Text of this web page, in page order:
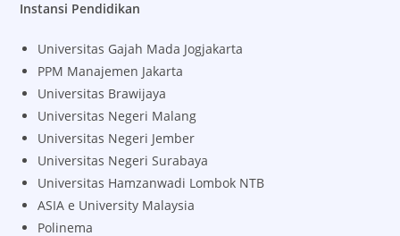
Instansi Pendidikan
Universitas Gajah Mada Jogjakarta
PPM Manajemen Jakarta
Universitas Brawijaya
Universitas Negeri Malang
Universitas Negeri Jember
Universitas Negeri Surabaya
Universitas Hamzanwadi Lombok NTB
ASIA e University Malaysia
Polinema